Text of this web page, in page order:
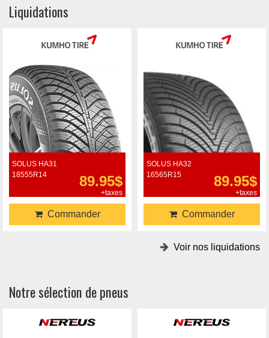
Liquidations
SOLUS HA31
18555R14
89.95$
+taxes
Commander
SOLUS HA32
16565R15
89.95$
+taxes
Commander
Voir nos liquidations
Notre sélection de pneus